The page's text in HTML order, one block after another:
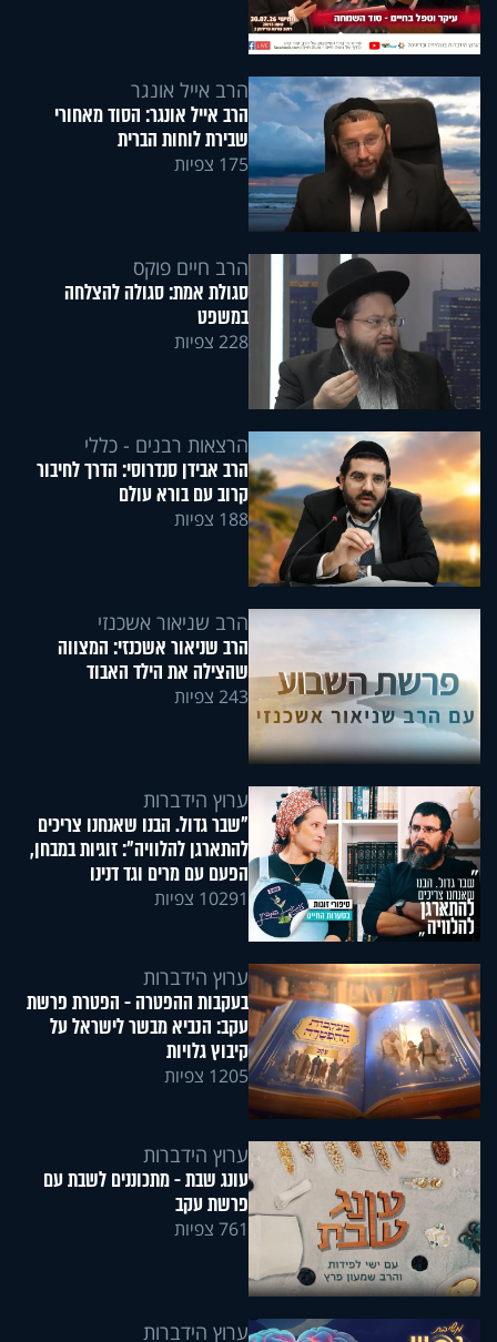
הרב אייל אונגר
הרב אייל אונגר: הסוד מאחורי
שבירת לוחות הברית
175 צפיות
הרב חיים פוקס
סגולת אמת: סגולה להצלחה
במשפט
228 צפיות
הרצאות רבנים - כללי
הרב אבידן סנדרוסי: הדרך לחיבור
קרוב עם בורא עולם
188 צפיות
הרב שניאור אשכנזי
הרב שניאור אשכנזי: המצווה
שהצילה את הילד האבוד
243 צפיות
ערוץ הידברות
"שבר גדול. הבנו שאנחנו צריכים
להתארגן להלוויה": זוגיות במבחן,
הפעם עם מרים וגד דנינו
10291 צפיות
ערוץ הידברות
בעקבות ההפטרה - הפטרת פרשת
עקב: הנביא מבשר לישראל על
קיבוץ גלויות
1205 צפיות
ערוץ הידברות
עונג שבת - מתכוננים לשבת עם
פרשת עקב
761 צפיות
ערוץ הידברות